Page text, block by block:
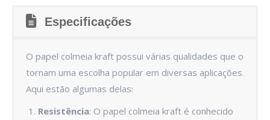
Especificações
O papel colmeia kraft possui várias qualidades que o
tornam uma escolha popular em diversas aplicações.
Aqui estão algumas delas:
Resistência: O papel colmeia kraft é conhecido